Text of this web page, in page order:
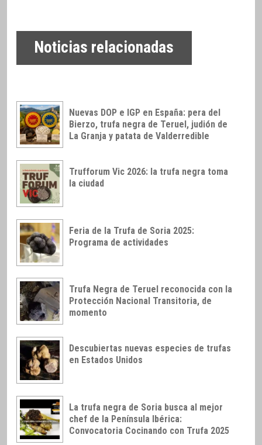
Noticias relacionadas
Nuevas DOP e IGP en España: pera del
Bierzo, trufa negra de Teruel, judión de
La Granja y patata de Valderredible
Trufforum Vic 2026: la trufa negra toma
la ciudad
Feria de la Trufa de Soria 2025:
Programa de actividades
Trufa Negra de Teruel reconocida con la
Protección Nacional Transitoria, de
momento
Descubiertas nuevas especies de trufas
en Estados Unidos
La trufa negra de Soria busca al mejor
chef de la Península Ibérica:
Convocatoria Cocinando con Trufa 2025